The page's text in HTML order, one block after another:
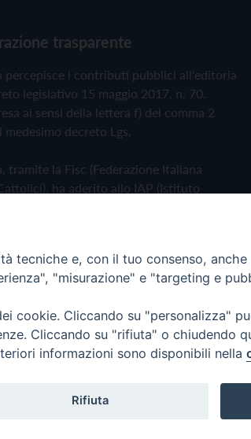
trasparente
percepisce i contributi pubblici all'editoria
legislativo 15 maggio 2017, n. 70.
ai sensi della lettera f) del comma 2
decreto Lgs.
tramite la Fisc (Federazione Italiana
ha aderito allo IAP (Istituto
Cookie Policy
tecniche e, con il tuo consenso,
"misurazione" e "targeting e
cookie. Cliccando su "personalizza"
Cliccando su "rifiuta" o chiudendo
informazioni sono disponibili nella
Rifiuta